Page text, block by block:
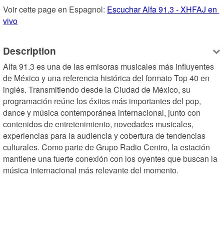
Voir cette page en Espagnol: Escuchar Alfa 91.3 - XHFAJ en
vivo
Description
Alfa 91.3 es una de las emisoras musicales más influyentes
de México y una referencia histórica del formato Top 40 en
inglés. Transmitiendo desde la Ciudad de México, su
programación reúne los éxitos más importantes del pop,
dance y música contemporánea internacional, junto con
contenidos de entretenimiento, novedades musicales,
experiencias para la audiencia y cobertura de tendencias
culturales. Como parte de Grupo Radio Centro, la estación
mantiene una fuerte conexión con los oyentes que buscan la
música internacional más relevante del momento.